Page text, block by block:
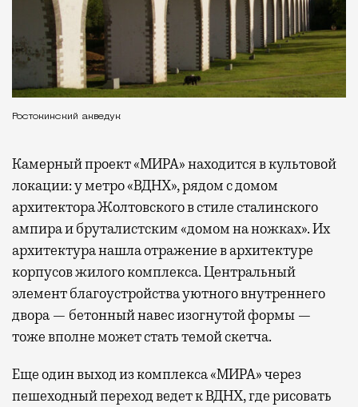
Ростокинский акведук
Камерный проект «МИРА» находится в культовой
локации: у метро «ВДНХ», рядом с домом
архитектора Жолтовского в стиле сталинского
ампира и бруталистским «домом на ножках». Их
архитектура нашла отражение в архитектуре
корпусов жилого комплекса. Центральный
элемент благоустройства уютного внутреннего
двора — бетонный навес изогнутой формы —
тоже вполне может стать темой скетча.
Еще один выход из комплекса «МИРА» через
пешеходный переход ведет к ВДНХ, где рисовать